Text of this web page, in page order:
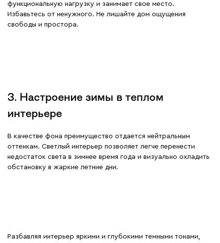
функциональную нагрузку и занимает свое место.
Избавьтесь от ненужного. Не лишайте дом ощущения
свободы и простора.
3. Настроение зимы в теплом
интерьере
В качестве фона преимущество отдается нейтральным
оттенкам. Светлый интерьер позволяет легче перенести
недостаток света в зимнее время года и визуально охладить
обстановку в жаркие летние дни.
Разбавляя интерьер яркими и глубокими темными тонами,